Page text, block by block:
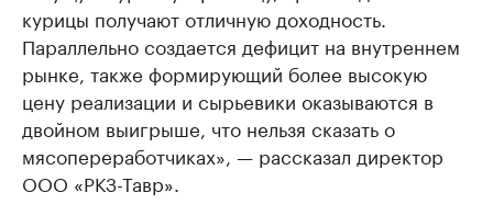
курицы получают отличную доходность.
Параллельно создается дефицит на внутреннем
рынке, также формирующий более высокую
цену реализации и сырьевики оказываются в
двойном выигрыше, что нельзя сказать о
мясопереработчиках», — рассказал директор
ООО «РКЗ-Тавр».